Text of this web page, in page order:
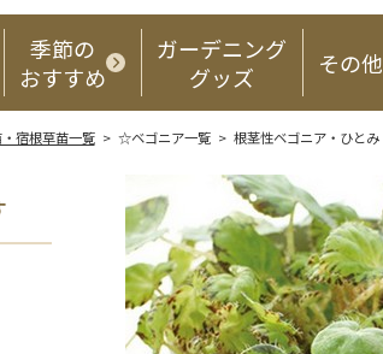
季節の
おすすめ
ガーデニング
グッズ
その他
宿根草苗一覧> ☆ベゴニア一覧 > 根茎性ベゴニア・ひとみ